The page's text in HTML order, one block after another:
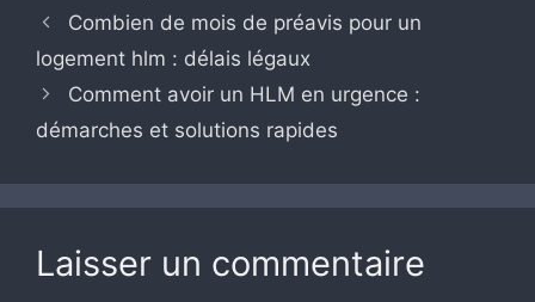
Combien de mois de préavis pour un
logement hlm : délais légaux
Comment avoir un HLM en urgence :
démarches et solutions rapides
Laisser un commentaire